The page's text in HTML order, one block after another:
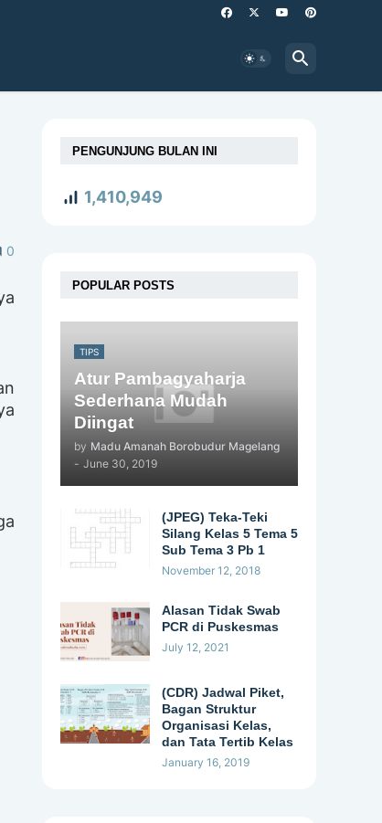
0
PENGUNJUNG BULAN INI
1,410,949
POPULAR POSTS
TIPS
Atur Pambagyaharja
Sederhana Mudah
Diingat
by Madu Amanah Borobudur Magelang
- June 30, 2019
(JPEG) Teka-Teki
Silang Kelas 5 Tema 5
Sub Tema 3 Pb 1
November 12, 2018
Alasan Tidak Swab
PCR di Puskesmas
July 12, 2021
(CDR) Jadwal Piket,
Bagan Struktur
Organisasi Kelas,
dan Tata Tertib Kelas
January 16, 2019